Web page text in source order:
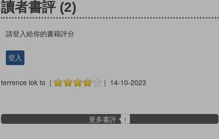
讀者書評 (2)
請登入給你的書籍評分
登入
terrence lok to | | 14-10-2023
更多書評 1